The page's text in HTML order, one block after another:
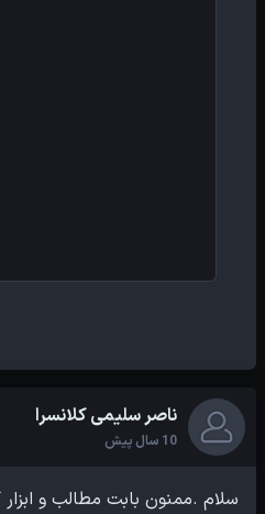
ناصر سلیمی کلانسرا
10 سال پیش
سلام .ممنون بابت مطالب و ابزار